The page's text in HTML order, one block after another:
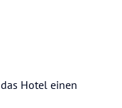
Hotel einen